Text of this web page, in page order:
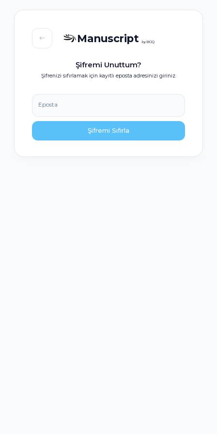
Manuscript by BOQ
Şifremi Unuttum?
Şifrenizi sıfırlamak için kayıtlı eposta adresinizi giriniz.
Eposta
Şifremi Sıfırla